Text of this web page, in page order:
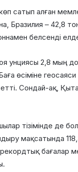
сатып алған
Бразилия – 42,8
белсенді
унциясы 2,8 мың
өсіміне
Сондай-ақ,
тізімінде де
мақсатында
бағалар